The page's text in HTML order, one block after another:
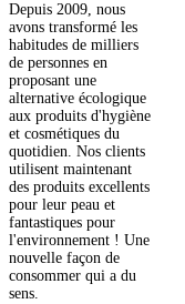
Depuis 2009, nous
avons transformé les
habitudes de milliers
de personnes en
proposant une
alternative écologique
aux produits d'hygiène
et cosmétiques du
quotidien. Nos clients
utilisent maintenant
des produits excellents
pour leur peau et
fantastiques pour
l'environnement ! Une
nouvelle façon de
consommer qui a du
sens.